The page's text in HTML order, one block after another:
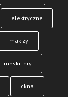
elektryczne
makizy
moskitiery
okna